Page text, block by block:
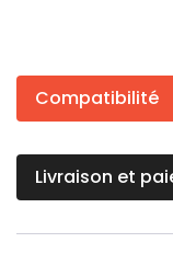
Compatibilité
Livraison et